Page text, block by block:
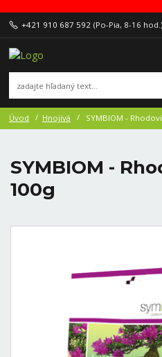
+421 910 687 592 (Po-Pia, 8-16 hod.)
Úvod Hnojivá SYMBIOM -
SYMBIOM -
100g